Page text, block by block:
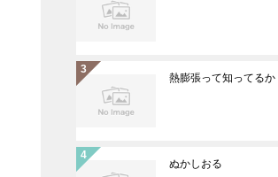
熱膨張って知ってるか
ぬかしおる